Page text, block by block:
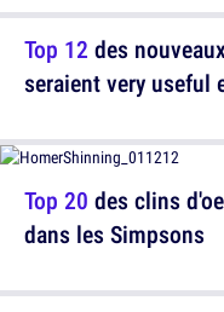
Top 12 des
seraient very useful
Top 20 des clins
dans les Simpsons